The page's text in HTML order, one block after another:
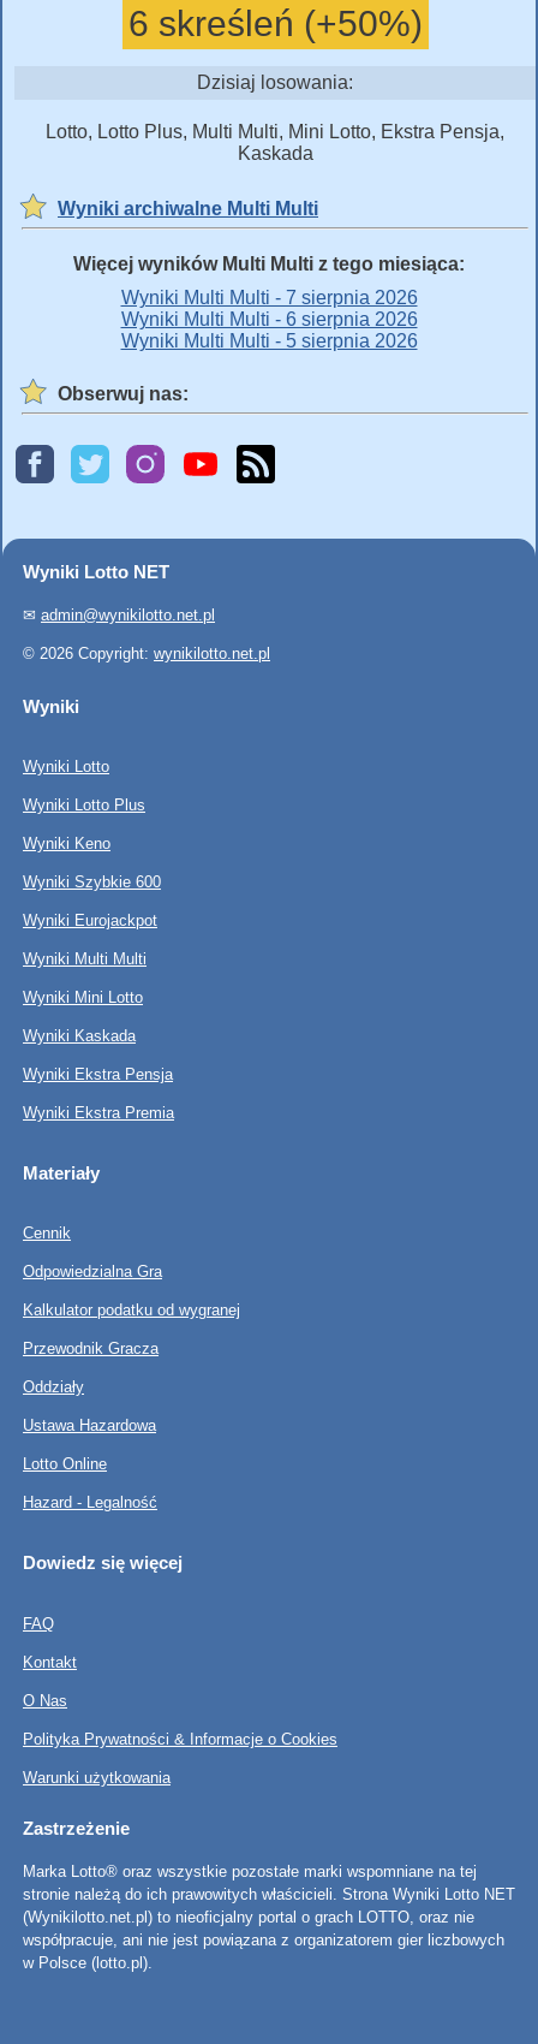
6 skreśleń (+50%)
Dzisiaj losowania:
Lotto, Lotto Plus, Multi Multi, Mini Lotto, Ekstra Pensja,
Kaskada
Wyniki archiwalne Multi Multi
Więcej wyników Multi Multi z tego miesiąca:
Wyniki Multi Multi - 7 sierpnia 2026
Wyniki Multi Multi - 6 sierpnia 2026
Wyniki Multi Multi - 5 sierpnia 2026
Obserwuj nas:
Wyniki Lotto NET
✉ admin@wynikilotto.net.pl
© 2026 Copyright: wynikilotto.net.pl
Wyniki
Wyniki Lotto
Wyniki Lotto Plus
Wyniki Keno
Wyniki Szybkie 600
Wyniki Eurojackpot
Wyniki Multi Multi
Wyniki Mini Lotto
Wyniki Kaskada
Wyniki Ekstra Pensja
Wyniki Ekstra Premia
Materiały
Cennik
Odpowiedzialna Gra
Kalkulator podatku od wygranej
Przewodnik Gracza
Oddziały
Ustawa Hazardowa
Lotto Online
Hazard - Legalność
Dowiedz się więcej
FAQ
Kontakt
O Nas
Polityka Prywatności & Informacje o Cookies
Warunki użytkowania
Zastrzeżenie
Marka Lotto® oraz wszystkie pozostałe marki wspomniane na tej
stronie należą do ich prawowitych właścicieli. Strona Wyniki Lotto NET
(Wynikilotto.net.pl) to nieoficjalny portal o grach LOTTO, oraz nie
współpracuje, ani nie jest powiązana z organizatorem gier liczbowych
w Polsce (lotto.pl).